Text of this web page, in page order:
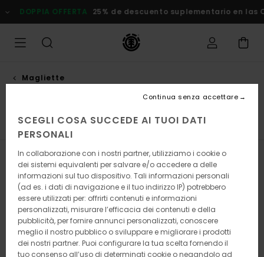
alla
selezione
griglie
OFFERTA 25% de descuento suplementario en las
Magliette
Maniche Lunghe Maniche Corte Top
Filtra e Ordina 13 Risultati
Salta
criteri
ricerca
visualizza
ordine
SCEGLI COSA SUCCEDE AI TUOI DATI
PERSONALI
In collaborazione con i nostri partner, utilizziamo i cookie o
dei sistemi equivalenti per salvare e/o accedere a delle
informazioni sul tuo dispositivo. Tali informazioni personali
(ad es. i dati di navigazione e il tuo indirizzo IP) potrebbero
essere utilizzati per: offrirti contenuti e informazioni
personalizzati, misurare l’efficacia dei contenuti e della
pubblicità, per fornire annunci personalizzati, conoscere
meglio il nostro pubblico o sviluppare e migliorare i prodotti
dei nostri partner. Puoi configurare la tua scelta fornendo il
tuo consenso all’uso di determinati cookie o negandolo ad
Continua senza accettare